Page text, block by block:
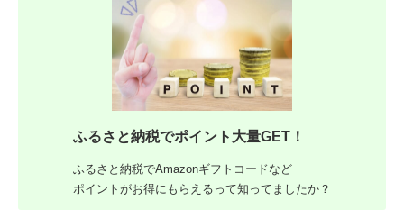
ふるさと納税でポイント大量GET！
ふるさと納税でAmazonギフトコードなど
ポイントがお得にもらえるって知ってましたか？